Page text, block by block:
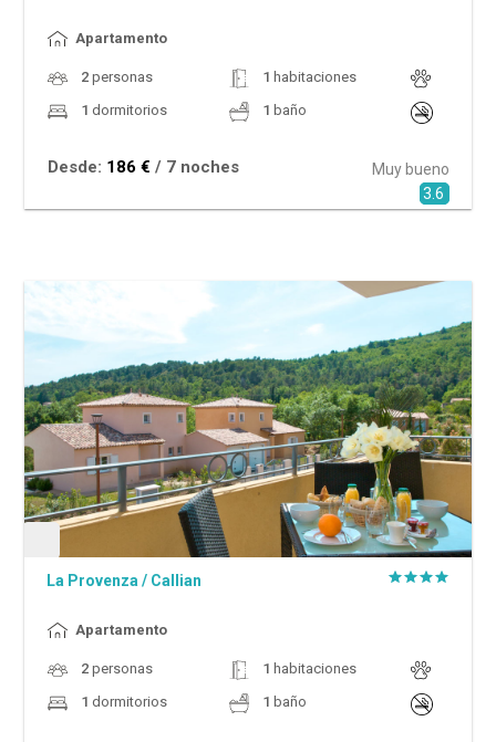
Apartamento
2personas 1 habitaciones
1 dormitorios 1 baño
Desde: 186 € / 7 noches
Muy bueno
3.6
La Provenza / Callian
Apartamento
2personas 1 habitaciones
1 dormitorios 1 baño